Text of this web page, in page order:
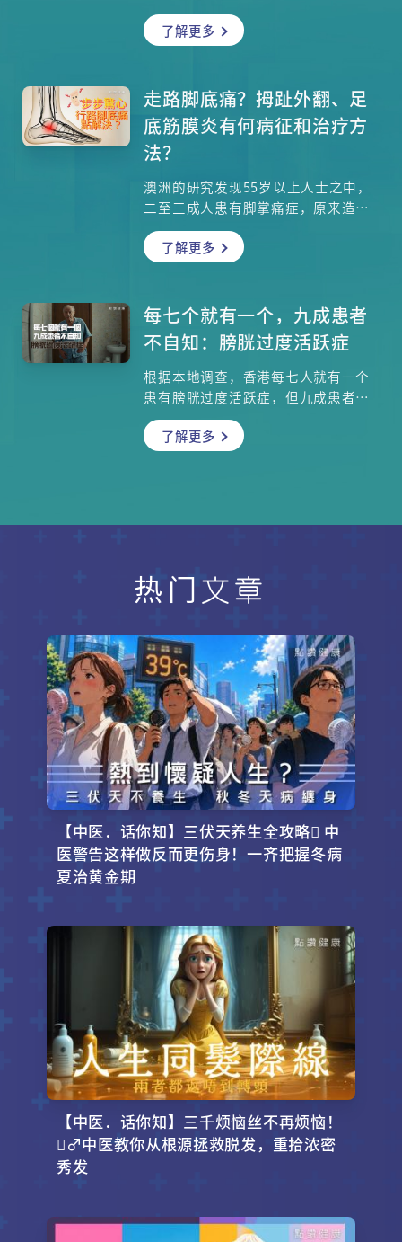
石如同隐形的健康杀手，从悄无声息
的小颗粒，到引发难忍剧痛的元凶。
和预防方法？请来泌尿外科专科王明
晧医生为大家讲解。
了解更多
走路脚底痛？拇趾外翻、足
底筋膜炎有何病征和治疗方
法？
澳洲的研究发现55岁以上人士之中，
二至三成人患有脚掌痛症，原来造成
脚板疼痛的常见原因竟然多达八种！
较常见的如拇趾外翻、足底筋膜炎的
轻病情？若饱受这些痛症煎熬，靠做
运动和改变生活习惯可以根治吗？ 今
集我们请来香港足踝医学会委员、骨
科专科戴希恩医生讨论多种脚掌痛症
的病征，以及其预防和治疗方法，为
了解更多
每七个就有一个，九成患者
不自知：膀胱过度活跃症
根据本地调查，香港每七人就有一个
患有膀胱过度活跃症，但九成患者对
此病症基本上一无所知，大部分患者
更误以为病征纯属生理现象，治疗时
的常见病症。
了解更多
热门文章
【中医．话你知】三伏天养生全攻略 中
医警告这样做反而更伤身！一齐把握冬病
夏治黄金期
【中医．话你知】三千烦恼丝不再烦恼！
‍♂️中医教你从根源拯救脱发，重拾浓密
秀发